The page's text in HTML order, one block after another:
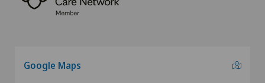
Google Maps